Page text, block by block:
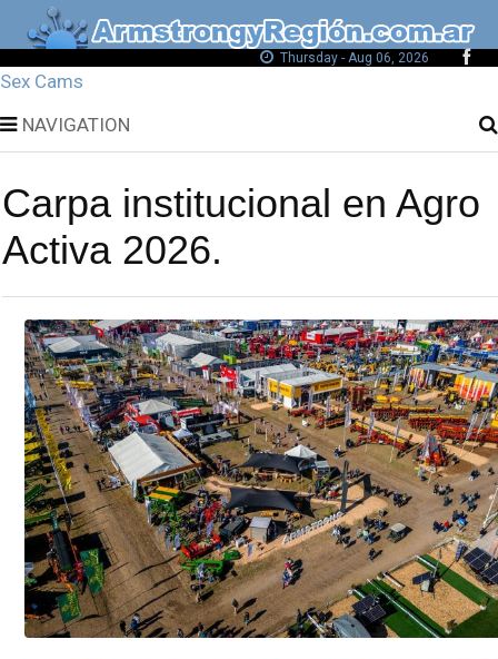
Thursday - Aug 06, 2026
Sex Cams
NAVIGATION
Carpa institucional en Agro
Activa 2026.